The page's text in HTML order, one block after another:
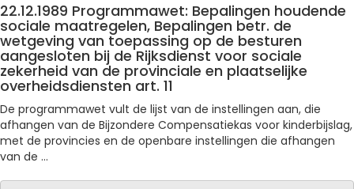
22.12.1989 Programmawet: Bepalingen houdende
sociale maatregelen, Bepalingen betr. de
wetgeving van toepassing op de besturen
aangesloten bij de Rijksdienst voor sociale
zekerheid van de provinciale en plaatselijke
overheidsdiensten art. 11
De programmawet vult de lijst van de instellingen aan, die
afhangen van de Bijzondere Compensatiekas voor kinderbijslag,
met de provincies en de openbare instellingen die afhangen
van de ...